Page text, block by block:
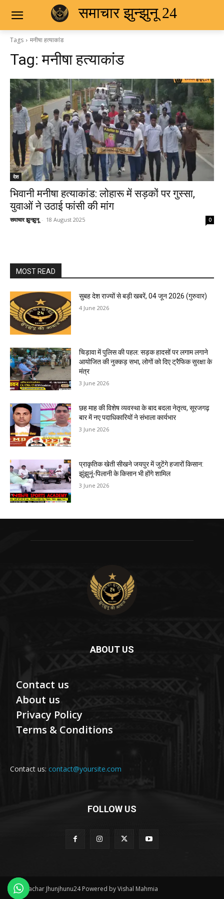
समाचार झुन्झुनू 24
Tags मनीषा हत्याकांड
Tag:मनीषा हत्याकांड
देश
भिवानी मनीषा हत्याकांड: लोहारू में सड़कों पर गुस्सा,
युवाओं ने उठाई फांसी की मांग
समाचार झुन्झुनू - 18 August 2025 0
MOST READ
सुबह देश राज्यों से बड़ी खबरें, 04 जून 2026 (गुरुवार)
4 June 2026
चिड़ावा में पुलिस की पहल: सड़क हादसों पर लगाम लगाने
आयोजित की नुक्कड़ सभा, लोगों को दिए ट्रैफिक सुरक्षा के
मंत्र
3 June 2026
छह माह की विशेष व्यवस्था के बाद बदला नेतृत्व, सूरजगढ़
बार में नए पदाधिकारियों ने संभाला कार्यभार
3 June 2026
प्राकृतिक खेती सीखने जयपुर में जुटेंगे हजारों किसान:
झुंझुनूं-पिलानी के किसान भी होंगे शामिल
3 June 2026
ABOUT US
Contact us
About us
Privacy Policy
Terms & Conditions
Contact us: contact@yoursite.com
FOLLOW US
© Samachar Jhunjhunu24 Powered by Vishal Mahmia